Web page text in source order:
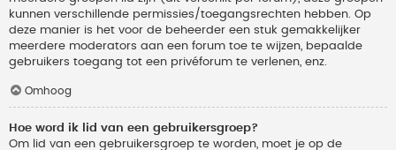
kunnen verschillende permissies/toegangsrechten hebben. Op
deze manier is het voor de beheerder een stuk gemakkelijker
meerdere moderators aan een forum toe te wijzen, bepaalde
gebruikers toegang tot een privéforum te verlenen, enz.
Omhoog
Hoe word ik lid van een gebruikersgroep?
Om lid van een gebruikersgroep te worden, moet je op de